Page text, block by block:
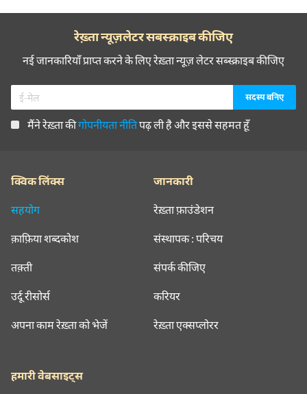
रेख़्ता न्यूज़लेटर सबस्क्राइब कीजिए
नई जानकारियाँ प्राप्त करने के लिए रेख़्ता न्यूज़ लेटर सब्स्क्राइब कीजिए
मैंने रेख़्ता कीगोपनीयता नीतिपढ़ ली है और इससे सहमत हूँ
क्विक लिंक्स
सहयोग
क़ाफ़िया शब्दकोश
तक़्ती
उर्दू रीसोर्स
अपना काम रेख़्ता को भेजें
जानकारी
रेख़्ता फ़ाउंडेशन
संस्थापक : परिचय
संपर्क कीजिए
करियर
रेख़्ता एक्सप्लोरर
हमारी वेबसाइट्स